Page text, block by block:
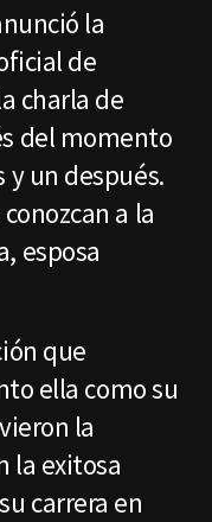
la
de
charla de
del momento
y un después.
a la
esposa
que
ella como su
la
la exitosa
carrera en